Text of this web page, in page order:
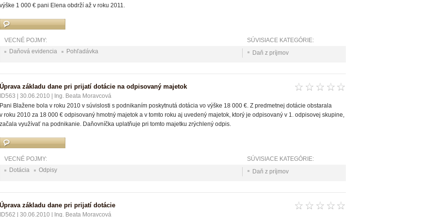
výške 1 000 € pani Elena obdrží až v roku 2011.
VECNÉ POJMY:
Daňová evidencia
Pohľadávka
SÚVISIACE KATEGÓRIE:
Daň z príjmov
Úprava základu dane pri prijatí dotácie na odpisovaný majetok
ID563 30.06.2010
Ing. Beata Moravcová
Pani Blažene bola v roku 2010 v súvislosti s podnikaním poskytnutá dotácia vo výške 18 000 €. Z predmetnej dotácie obstarala
v roku 2010 za 18 000 € odpisovaný hmotný majetok a v tomto roku aj uvedený majetok, ktorý je odpisovaný v 1. odpisovej skupine,
začala využívať na podnikanie. Daňovníčka uplatňuje pri tomto majetku zrýchlený odpis.
VECNÉ POJMY:
Dotácia
Odpisy
SÚVISIACE KATEGÓRIE:
Daň z príjmov
Úprava základu dane pri prijatí dotácie
ID562 30.06.2010
Ing. Beata Moravcová